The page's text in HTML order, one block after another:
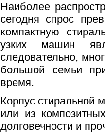
Наиболее
сегодня спрос
компактную
узких машин
следовательно,
большой семьи
время.
Корпус стиральной
или из
долговечности и